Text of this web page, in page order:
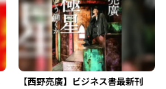
【西野亮廣】ビジネス書最新刊